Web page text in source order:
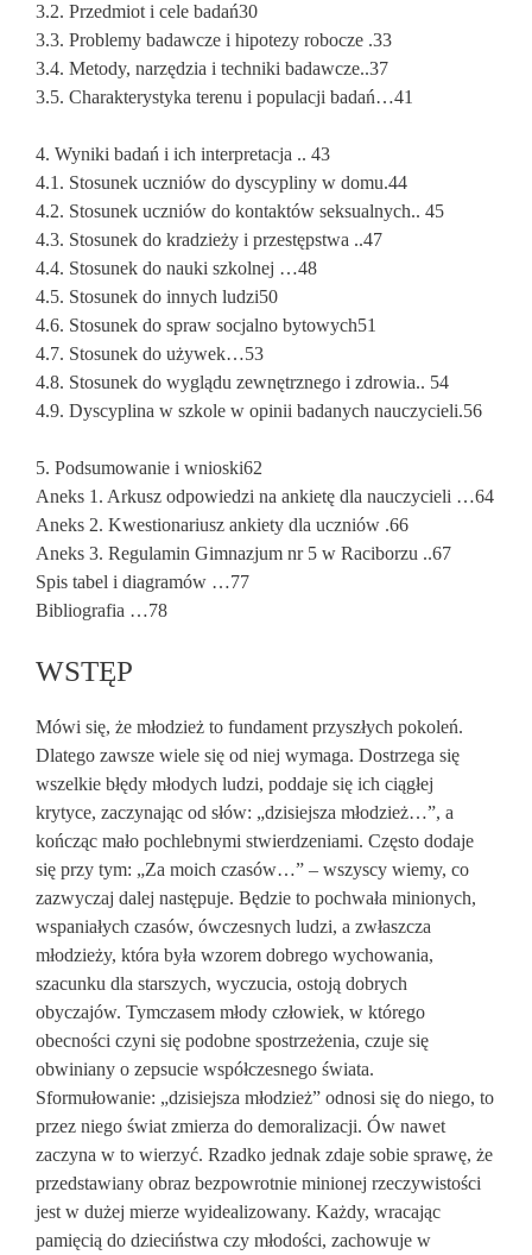
3.2. Przedmiot i cele badań30
3.3. Problemy badawcze i hipotezy robocze .33
3.4. Metody, narzędzia i techniki badawcze..37
3.5. Charakterystyka terenu i populacji badań…41
4. Wyniki badań i ich interpretacja .. 43
4.1. Stosunek uczniów do dyscypliny w domu.44
4.2. Stosunek uczniów do kontaktów seksualnych.. 45
4.3. Stosunek do kradzieży i przestępstwa ..47
4.4. Stosunek do nauki szkolnej …48
4.5. Stosunek do innych ludzi50
4.6. Stosunek do spraw socjalno bytowych51
4.7. Stosunek do używek…53
4.8. Stosunek do wyglądu zewnętrznego i zdrowia.. 54
4.9. Dyscyplina w szkole w opinii badanych nauczycieli.56
5. Podsumowanie i wnioski62
Aneks 1. Arkusz odpowiedzi na ankietę dla nauczycieli …64
Aneks 2. Kwestionariusz ankiety dla uczniów .66
Aneks 3. Regulamin Gimnazjum nr 5 w Raciborzu ..67
Spis tabel i diagramów …77
Bibliografia …78
WSTĘP
Mówi się, że młodzież to fundament przyszłych pokoleń.
Dlatego zawsze wiele się od niej wymaga. Dostrzega się
wszelkie błędy młodych ludzi, poddaje się ich ciągłej
krytyce, zaczynając od słów: „dzisiejsza młodzież…”, a
kończąc mało pochlebnymi stwierdzeniami. Często dodaje
się przy tym: „Za moich czasów…” – wszyscy wiemy, co
zazwyczaj dalej następuje. Będzie to pochwała minionych,
wspaniałych czasów, ówczesnych ludzi, a zwłaszcza
młodzieży, która była wzorem dobrego wychowania,
szacunku dla starszych, wyczucia, ostoją dobrych
obyczajów. Tymczasem młody człowiek, w którego
obecności czyni się podobne spostrzeżenia, czuje się
obwiniany o zepsucie współczesnego świata.
Sformułowanie: „dzisiejsza młodzież” odnosi się do niego, to
przez niego świat zmierza do demoralizacji. Ów nawet
zaczyna w to wierzyć. Rzadko jednak zdaje sobie sprawę, że
przedstawiany obraz bezpowrotnie minionej rzeczywistości
jest w dużej mierze wyidealizowany. Każdy, wracając
pamięcią do dzieciństwa czy młodości, zachowuje w